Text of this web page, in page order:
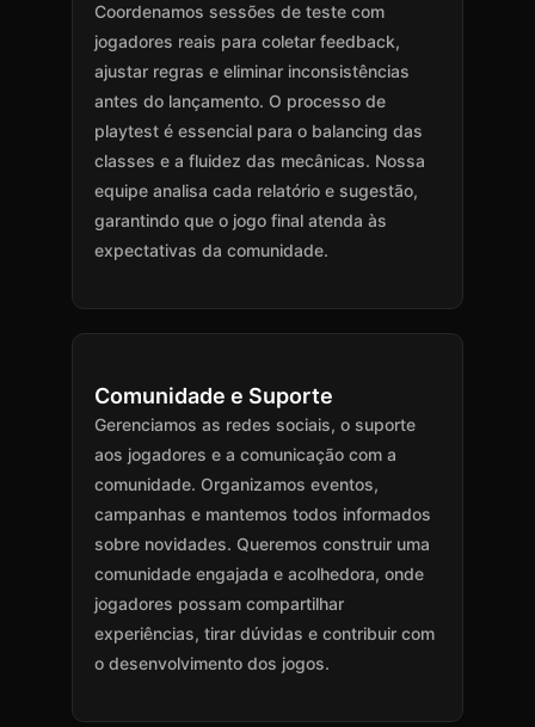
Coordenamos sessões de teste com
jogadores reais para coletar feedback,
ajustar regras e eliminar inconsistências
antes do lançamento. O processo de
playtest é essencial para o balancing das
classes e a fluidez das mecânicas. Nossa
equipe analisa cada relatório e sugestão,
garantindo que o jogo final atenda às
expectativas da comunidade.
Comunidade e Suporte
Gerenciamos as redes sociais, o suporte
aos jogadores e a comunicação com a
comunidade. Organizamos eventos,
campanhas e mantemos todos informados
sobre novidades. Queremos construir uma
comunidade engajada e acolhedora, onde
jogadores possam compartilhar
experiências, tirar dúvidas e contribuir com
o desenvolvimento dos jogos.